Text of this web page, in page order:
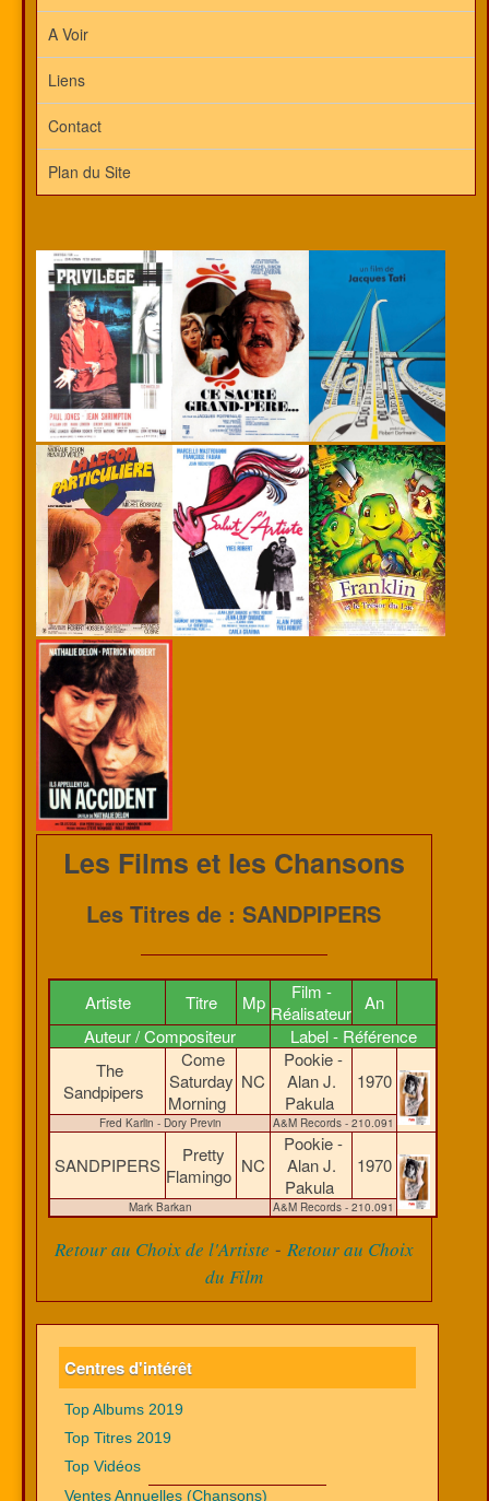
A Voir
Liens
Contact
Plan du Site
Les Films et les Chansons
Les Titres de : SANDPIPERS
Artiste Titre Mp
Film -
Réalisateur An
Auteur / Compositeur
Label - Référence
The
Sandpipers
Come
Saturday
Morning
NC
Pookie -
Alan J.
Pakula
1970
Fred Karlin - Dory Previn A&M Records - 210.091
SANDPIPERS
Pretty
Flamingo NC
Pookie -
Alan J.
Pakula
1970
Mark Barkan A&M Records - 210.091
Retour au Choix de l'Artiste - Retour au Choix
du Film
Centres d'intérêt
Top Albums 2019
Top Titres 2019
Top Vidéos
Ventes Annuelles (Chansons)